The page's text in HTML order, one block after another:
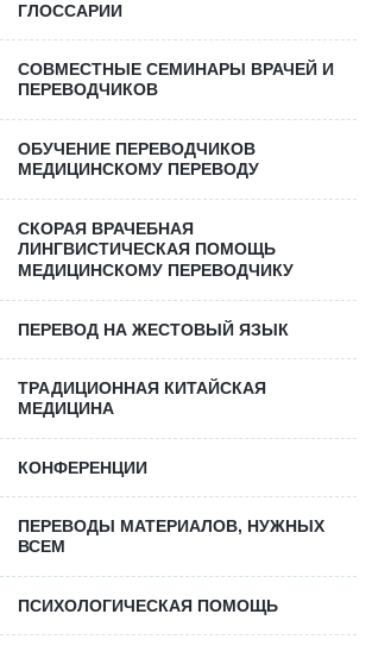
ГЛОССАРИИ
СОВМЕСТНЫЕ СЕМИНАРЫ ВРАЧЕЙ И
ПЕРЕВОДЧИКОВ
ОБУЧЕНИЕ ПЕРЕВОДЧИКОВ
МЕДИЦИНСКОМУ ПЕРЕВОДУ
СКОРАЯ ВРАЧЕБНАЯ
ЛИНГВИСТИЧЕСКАЯ ПОМОЩЬ
МЕДИЦИНСКОМУ ПЕРЕВОДЧИКУ
ПЕРЕВОД НА ЖЕСТОВЫЙ ЯЗЫК
ТРАДИЦИОННАЯ КИТАЙСКАЯ
МЕДИЦИНА
КОНФЕРЕНЦИИ
ПЕРЕВОДЫ МАТЕРИАЛОВ, НУЖНЫХ
ВСЕМ
ПCИХОЛОГИЧЕСКАЯ ПОМОЩЬ